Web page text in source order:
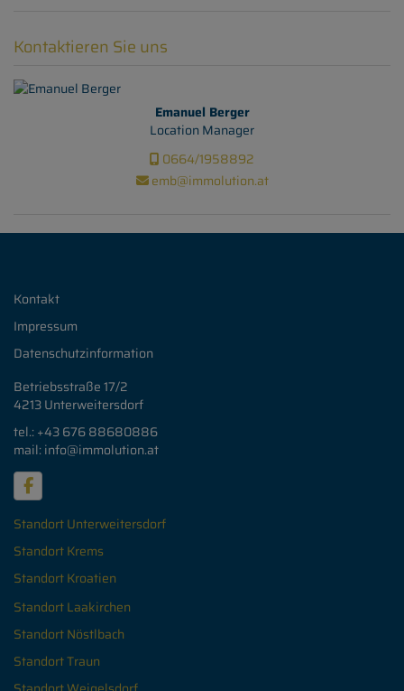
Kontaktieren Sie uns
Emanuel Berger
Location Manager
0664/1958892
emb@immolution.at
Kontakt
Impressum
Datenschutzinformation
Betriebsstraße 17/2
4213 Unterweitersdorf
tel.: +43 67688680886
mail: info@immolution.at
Standort Unterweitersdorf
Standort Krems
Standort Kroatien
Standort Laakirchen
Standort Nöstlbach
Standort Traun